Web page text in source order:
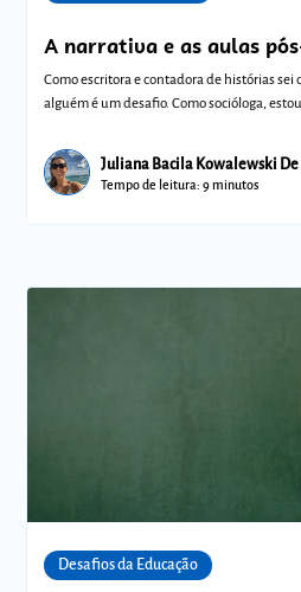
A narrativa e as aulas
Como escritora e contadora de histórias
alguém é um desafio. Como socióloga,
Juliana Bacila Kowalewski
Tempo de leitura: 9 minutos
Desafios da Educação